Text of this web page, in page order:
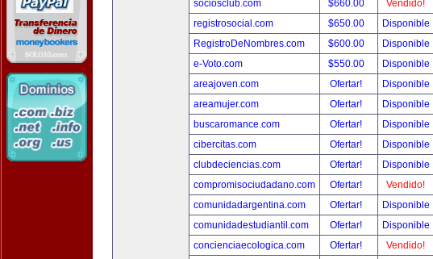
sociosclub.com
$660.00
Vendido!
registrosocial.com
$650.00
Disponible
RegistroDeNombres.com
$600.00
Disponible
e-Voto.com
$550.00
Disponible
areajoven.com
Ofertar!
Disponible
areamujer.com
Ofertar!
Disponible
buscaromance.com
Ofertar!
Disponible
cibercitas.com
Ofertar!
Disponible
clubdeciencias.com
Ofertar!
Disponible
compromisociudadano.com
Ofertar!
Vendido!
comunidadargentina.com
Ofertar!
Disponible
comunidadestudiantil.com
Ofertar!
Disponible
concienciaecologica.com
Ofertar!
Vendido!